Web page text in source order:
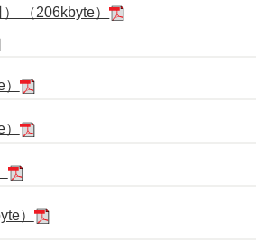
（206kbyte）
）